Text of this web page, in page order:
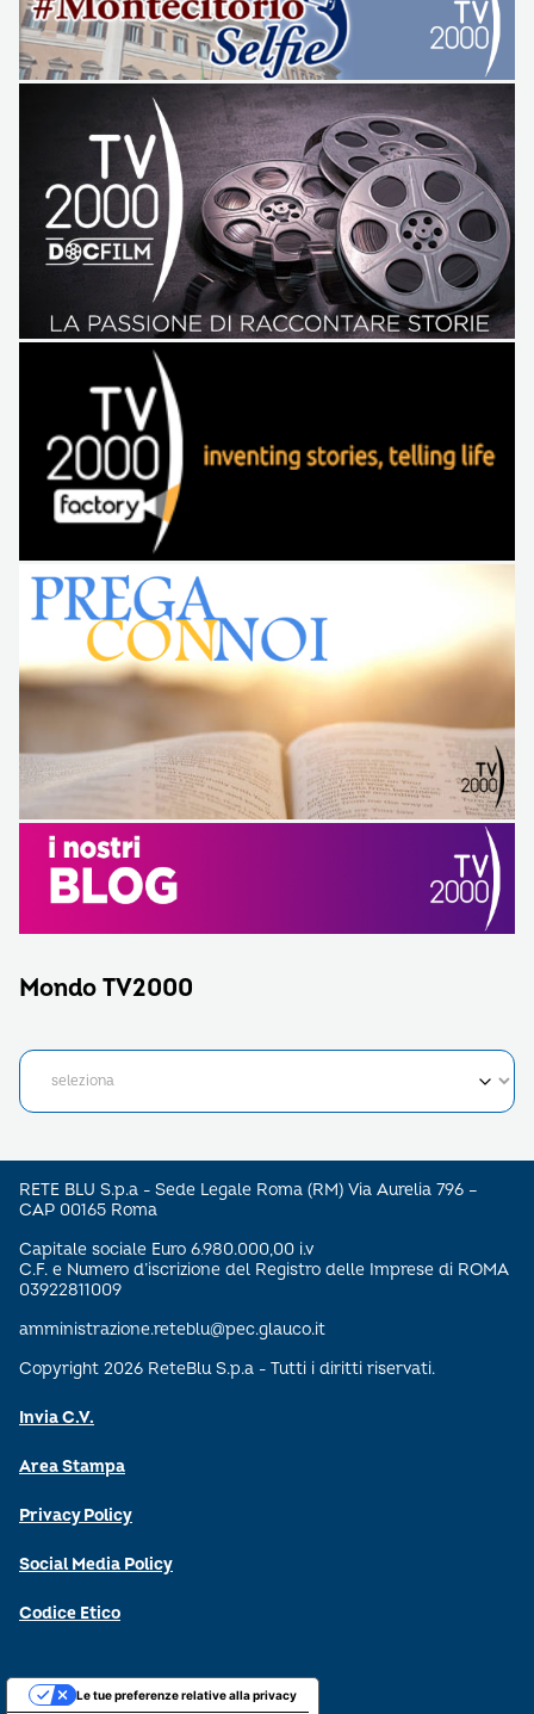
Mondo TV2000
RETE BLU S.p.a - Sede Legale Roma (RM) Via Aurelia 796 –
CAP 00165 Roma
Capitale sociale Euro 6.980.000,00 i.v
C.F. e Numero d’iscrizione del Registro delle Imprese di ROMA
03922811009
amministrazione.reteblu@pec.glauco.it
Copyright 2026 ReteBlu S.p.a - Tutti i diritti riservati.
Invia C.V.
Area Stampa
Privacy Policy
Social Media Policy
Codice Etico
Le tue preferenze relative alla privacy